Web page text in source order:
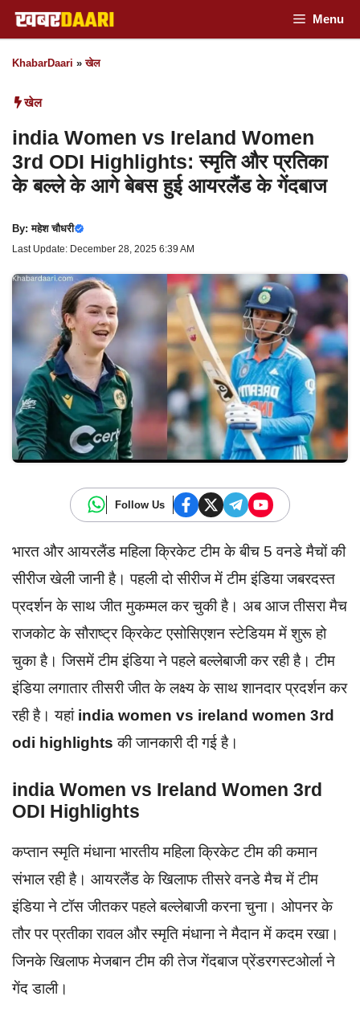
Skip
to
content
Menu
KhabarDaari »खेल
खेल
india Women vs Ireland Women
3rd ODI Highlights: स्मृति और प्रतिका
के बल्ले के आगे बेबस हुई आयरलैंड के गेंदबाज
By:महेश चौधरी
Last Update: December 28, 2025 6:39 AM
Follow Us
भारत और आयरलैंड महिला क्रिकेट टीम के बीच 5 वनडे मैचों की
सीरीज खेली जानी है। पहली दो सीरीज में टीम इंडिया जबरदस्त
प्रदर्शन के साथ जीत मुकम्मल कर चुकी है। अब आज तीसरा मैच
राजकोट के सौराष्ट्र क्रिकेट एसोसिएशन स्टेडियम में शुरू हो
चुका है। जिसमें टीम इंडिया ने पहले बल्लेबाजी कर रही है। टीम
इंडिया लगातार तीसरी जीत के लक्ष्य के साथ शानदार प्रदर्शन कर
रही है। यहांindia women vs ireland women 3rd
odi highlights की जानकारी दी गई है।
india Women vs Ireland Women 3rd
ODI Highlights
कप्तान स्मृति मंधाना भारतीय महिला क्रिकेट टीम की कमान
संभाल रही है। आयरलैंड के खिलाफ तीसरे वनडे मैच में टीम
इंडिया ने टॉस जीतकर पहले बल्लेबाजी करना चुना। ओपनर के
तौर पर प्रतीका रावल और स्मृति मंधाना ने मैदान में कदम रखा।
जिनके खिलाफ मेजबान टीम की तेज गेंदबाज प्रेंडरगस्टओर्ला ने
गेंद डाली।